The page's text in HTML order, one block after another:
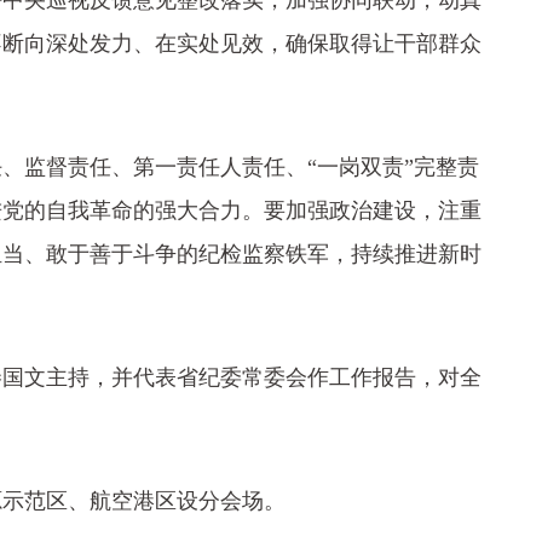
向深处发力、在实处见效，确保取得让干部群众
督责任、第一责任人责任、“一岗双责”完整责
的自我革命的强大合力。要加强政治建设，注重
、敢于善于斗争的纪检监察铁军，持续推进新时
主持，并代表省纪委常委会作工作报告，对全
区、航空港区设分会场。